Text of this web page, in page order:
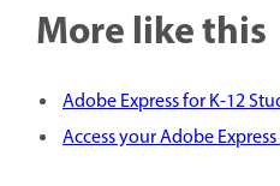
More like this
Adobe Express for K-12
Access your Adobe